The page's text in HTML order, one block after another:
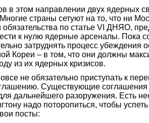
в этом направлении двух ядерных
страны сетуют на то, что ни
обязательства по статье VI ДНЯО,
к нулю ядерные арсеналы. Пока
затруднять процесс убеждения
Кореи – в том, что они должны
из их ядерных кризисов.
не обязательно приступать к
Существующие
дальнейшего разоружения. Есть
надо поторопиться, чтобы
посты: